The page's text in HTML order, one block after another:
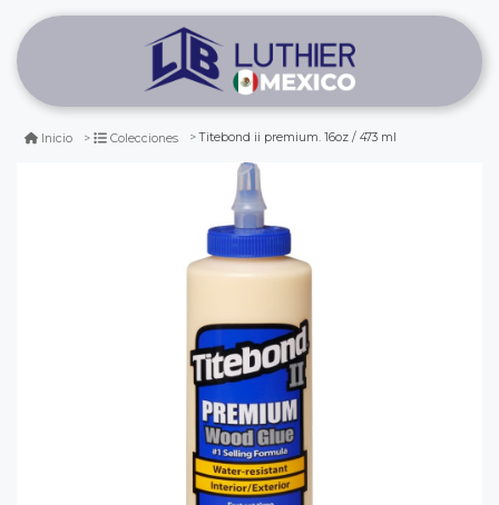
Inicio Colecciones Titebond ii premium. 16oz / 473 ml